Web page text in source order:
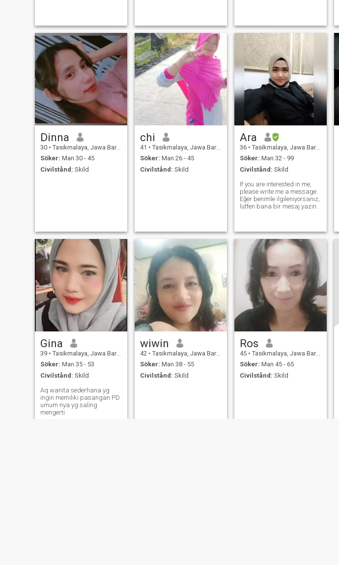
Dinna
30 • Tasikmalaya, Jawa Barat, Indonesien
Söker: Man 30 - 45
Civilstånd: Skild
chi
41 • Tasikmalaya, Jawa Barat, Indonesien
Söker: Man 26 - 45
Civilstånd: Skild
Ara
36 • Tasikmalaya, Jawa Barat, Indonesien
Söker: Man 32 - 99
Civilstånd: Skild
If you are interested in me,
please write me a message.
Eğer benimle ilgileniyorsanız,
lütfen bana bir mesaj yazın.
Gina
39 • Tasikmalaya, Jawa Barat, Indonesien
Söker: Man 35 - 53
Civilstånd: Skild
Aq wanita sederhana yg
ingin memiliki pasangan PD
umum nya yg saling
mengerti
wiwin
42 • Tasikmalaya, Jawa Barat, Indonesien
Söker: Man 38 - 55
Civilstånd: Skild
Ros
45 • Tasikmalaya, Jawa Barat, Indonesien
Söker: Man 45 - 65
Civilstånd: Skild